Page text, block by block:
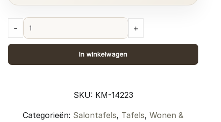
cm
Mangohout
- +
In winkelwagen
SKU: KM-14223
Categorieën: Salontafels, Tafels, Wonen &